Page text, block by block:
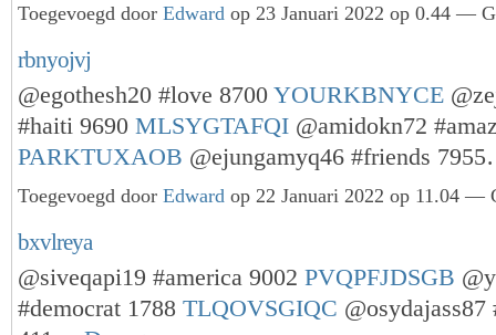
Toegevoegd door Edward op 23 Januari 2022 op 0.44 —
rbnyojvj
@egothesh20 #love 8700 YOURKBNYCE
#haiti 9690 MLSYGTAFQI @amidokn72
PARKTUXAOB @ejungamyq46 #friends
Toegevoegd door Edward op 22 Januari 2022 op 11.04 —
bxvlreya
@siveqapi19 #america 9002 PVQPFJDSGB
#democrat 1788 TLQOVSGIQC